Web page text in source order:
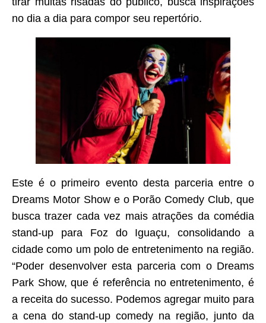
no dia a dia para compor seu repertório.
Este é o primeiro evento desta parceria entre o
Dreams Motor Show e o Porão Comedy Club, que
busca trazer cada vez mais atrações da comédia
stand-up para Foz do Iguaçu, consolidando a
cidade como um polo de entretenimento na região.
“Poder desenvolver esta parceria com o Dreams
Park Show, que é referência no entretenimento, é
a receita do sucesso. Podemos agregar muito para
a cena do stand-up comedy na região, junto da